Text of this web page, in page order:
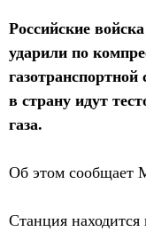
Российские
ударили по
в страну идут
газа.
Об этом сообщает
Станция